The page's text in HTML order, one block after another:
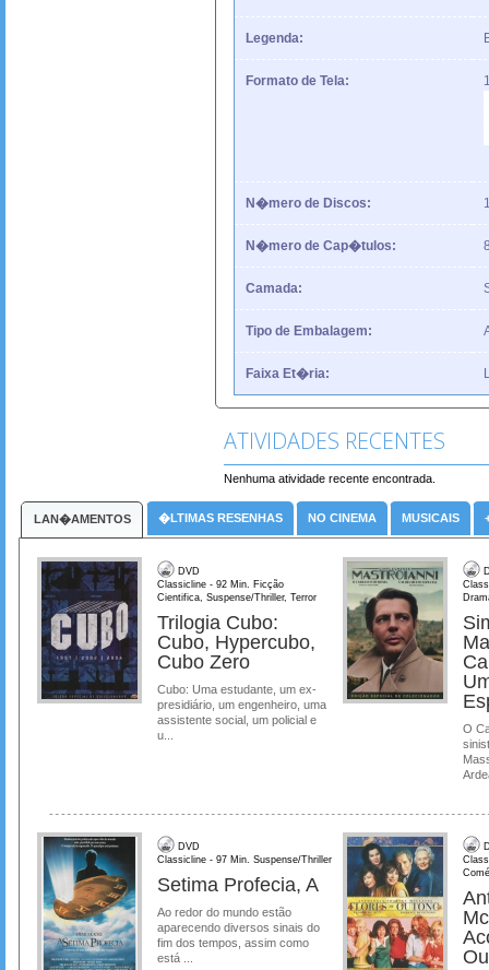
Legenda:
Formato de Tela:
N�mero de Discos:
N�mero de Cap�tulos:
Camada:
Tipo de Embalagem:
Faixa Et�ria:
ATIVIDADES RECENTES
Nenhuma atividade recente encontrada.
LAN�AMENTOS �LTIMAS RESENHAS NO CINEMA MUSICAIS
DVD
Classicline - 92 Min. Ficção
Cientifica, Suspense/Thriller, Terror
Trilogia Cubo:
Cubo, Hypercubo,
Cubo Zero
Cubo: Uma estudante, um ex-
presidiário, um engenheiro, uma
assistente social, um policial e
u...
O
DVD
Classicline - 97 Min. Suspense/Thriller
Setima Profecia, A
Ao redor do mundo estão
aparecendo diversos sinais do
fim dos tempos, assim como
está ...